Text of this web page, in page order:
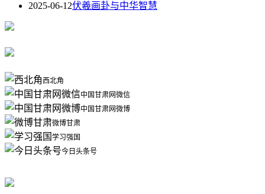
2025-06-12伏羲画卦与中华智慧
西北角
中国甘肃网微信
中国甘肃网微博
微博甘肃
学习强国
今日头条号